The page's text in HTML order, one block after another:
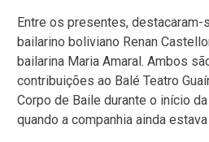
Entre os presentes,
bailarino boliviano Renan
bailarina Maria Amaral. Ambos
contribuições ao Balé Teatro
Corpo de Baile durante o início
quando a companhia ainda